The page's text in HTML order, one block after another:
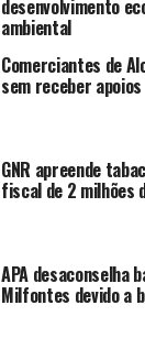
desenvolvimento
ambiental
Comerciantes de
sem receber apoios
GNR apreende
fiscal de 2 milhões
APA desaconselha
Milfontes devido a